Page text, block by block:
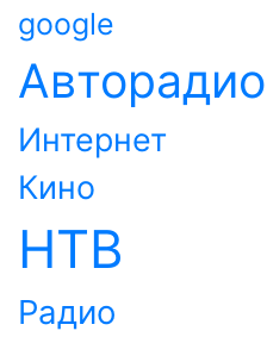
google
Авторадио
Интернет
Кино
НТВ
Радио